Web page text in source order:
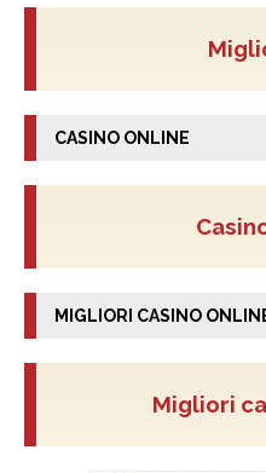
CASINO ONLINE
MIGLIORI CASINO
Migliori